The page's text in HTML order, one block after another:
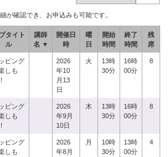
が確認でき、お申込みも可能です。
タイト
ル
講師
名 ▼
開催日
時
曜
日
開始
時間
終了
時間
残
席
ピング
しも
2026
年10
月13
日
火
13時
30分
16時
00分
8
ピング
しも
2026
年9月
10日
木
13時
30分
16時
00分
8
ピング
しも
2026
年8月
月
10時
30分
13時
00分
4